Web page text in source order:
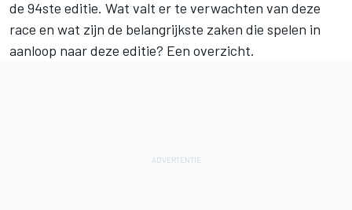
de 94ste editie. Wat valt er te verwachten van deze
race en wat zijn de belangrijkste zaken die spelen in
aanloop naar deze editie? Een overzicht.